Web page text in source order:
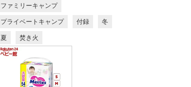
ファミリーキャンプ
プライベートキャンプ 付録 冬
夏 焚き火